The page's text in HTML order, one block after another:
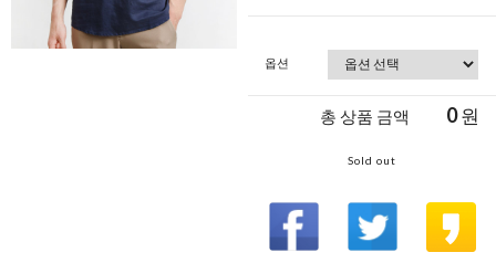
옵션
총 상품 금액 0원
Sold out